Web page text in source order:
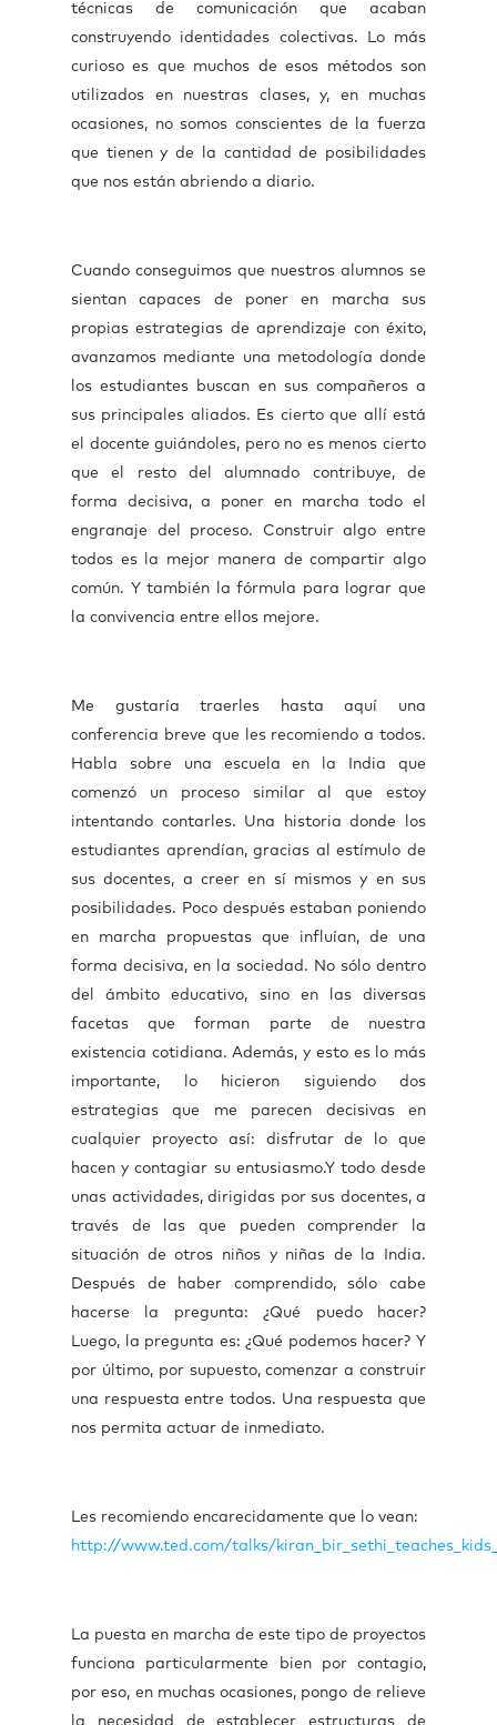
técnicas de comunicación que acaban
construyendo identidades colectivas. Lo más
curioso es que muchos de esos métodos son
utilizados en nuestras clases, y, en muchas
ocasiones, no somos conscientes de la fuerza
que tienen y de la cantidad de posibilidades
que nos están abriendo a diario.
Cuando conseguimos que nuestros alumnos se
sientan capaces de poner en marcha sus
propias estrategias de aprendizaje con éxito,
avanzamos mediante una metodología donde
los estudiantes buscan en sus compañeros a
sus principales aliados. Es cierto que allí está
el docente guiándoles, pero no es menos cierto
que el resto del alumnado contribuye, de
forma decisiva, a poner en marcha todo el
engranaje del proceso. Construir algo entre
todos es la mejor manera de compartir algo
común. Y también la fórmula para lograr que
la convivencia entre ellos mejore.
Me gustaría traerles hasta aquí una
conferencia breve que les recomiendo a todos.
Habla sobre una escuela en la India que
comenzó un proceso similar al que estoy
intentando contarles. Una historia donde los
estudiantes aprendían, gracias al estímulo de
sus docentes, a creer en sí mismos y en sus
posibilidades. Poco después estaban poniendo
en marcha propuestas que influían, de una
forma decisiva, en la sociedad. No sólo dentro
del ámbito educativo, sino en las diversas
facetas que forman parte de nuestra
existencia cotidiana. Además, y esto es lo más
importante, lo hicieron siguiendo dos
estrategias que me parecen decisivas en
cualquier proyecto así: disfrutar de lo que
hacen y contagiar su entusiasmo.Y todo desde
unas actividades, dirigidas por sus docentes, a
través de las que pueden comprender la
situación de otros niños y niñas de la India.
Después de haber comprendido, sólo cabe
hacerse la pregunta: ¿Qué puedo hacer?
Luego, la pregunta es: ¿Qué podemos hacer? Y
por último, por supuesto, comenzar a construir
una respuesta entre todos. Una respuesta que
nos permita actuar de inmediato.
Les recomiendo encarecidamente que lo vean:
http://www.ted.com/talks/
La puesta en marcha de este tipo de proyectos
funciona particularmente bien por contagio,
por eso, en muchas ocasiones, pongo de relieve
la necesidad de establecer estructuras de